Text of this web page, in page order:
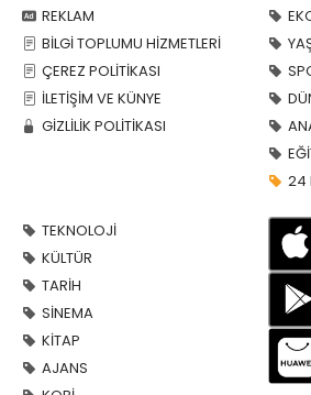
REKLAM
BİLGİ TOPLUMU HİZMETLERİ
ÇEREZ POLİTİKASI
İLETİŞİM VE KÜNYE
GİZLİLİK POLİTİKASI
24
TEKNOLOJİ
KÜLTÜR
TARİH
SİNEMA
KİTAP
AJANS